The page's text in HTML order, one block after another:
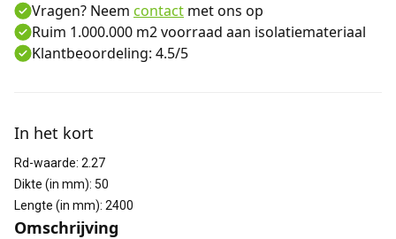
Vragen? Neem contact met ons op
Ruim 1.000.000 m2 voorraad aan isolatiemateriaal
Klantbeoordeling: 4.5/5
In het kort
Rd-waarde: 2.27
Dikte (in mm): 50
Lengte (in mm): 2400
Omschrijving